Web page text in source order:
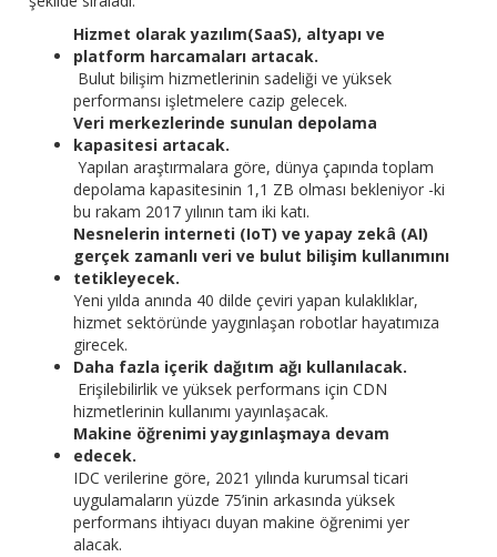
Hizmet olarak yazılım(SaaS), altyapı ve
platform harcamaları artacak.
Bulut bilişim hizmetlerinin sadeliği ve yüksek
performansı işletmelere cazip gelecek.
Veri merkezlerinde sunulan depolama
kapasitesi artacak.
Yapılan araştırmalara göre, dünya çapında toplam
depolama kapasitesinin 1,1 ZB olması bekleniyor -ki
bu rakam 2017 yılının tam iki katı.
Nesnelerin interneti (IoT) ve yapay zekâ (AI)
gerçek zamanlı veri ve bulut bilişim kullanımını
tetikleyecek.
Yeni yılda anında 40 dilde çeviri yapan kulaklıklar,
hizmet sektöründe yaygınlaşan robotlar hayatımıza
girecek.
Daha fazla içerik dağıtım ağı kullanılacak.
Erişilebilirlik ve yüksek performans için CDN
hizmetlerinin kullanımı yayınlaşacak.
Makine öğrenimi yaygınlaşmaya devam
edecek.
IDC verilerine göre, 2021 yılında kurumsal ticari
uygulamaların yüzde 75’inin arkasında yüksek
performans ihtiyacı duyan makine öğrenimi yer
alacak.